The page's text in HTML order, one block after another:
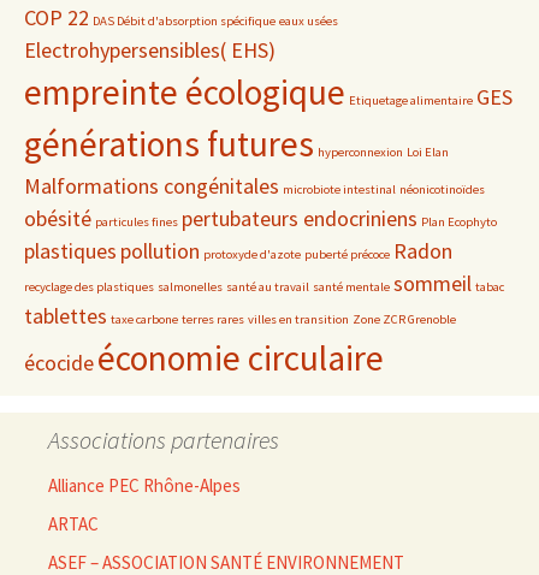
COP 22 DAS Débit d'absorption spécifique eaux usées
Electrohypersensibles( EHS)
empreinte écologique Etiquetage alimentaire GES
générations futures hyperconnexion Loi Elan
Malformations congénitales microbiote intestinal néonicotinoïdes
obésité particules fines pertubateurs endocriniens Plan Ecophyto
plastiques pollution protoxyde d'azote puberté précoce Radon
recyclage des plastiques salmonelles santé au travail santé mentale sommeil tabac
tablettes taxe carbone terres rares villes en transition Zone ZCR Grenoble
écocideéconomie circulaire
Associations partenaires
Alliance PEC Rhône-Alpes
ARTAC
ASEF – ASSOCIATION SANTÉ ENVIRONNEMENT